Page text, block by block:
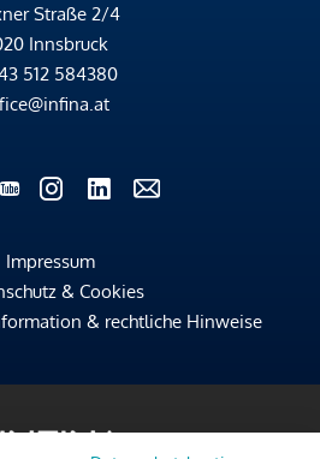
Straße 2/4
Innsbruck
512 584380
Impressum
& Cookies
& rechtliche Hinweise